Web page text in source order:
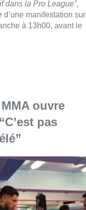
dans la Pro League”,
manifestation sur
à 13h00, avant le
ouvre
pas